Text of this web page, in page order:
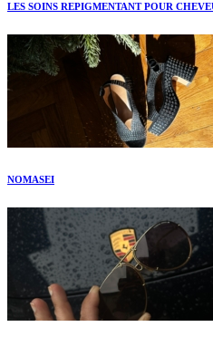
LES SOINS REPIGMENTANT POUR
NOMASEI